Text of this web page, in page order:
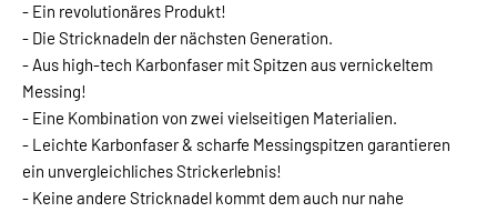
- Ein revolutionäres Produkt!
- Die Stricknadeln der nächsten Generation.
- Aus high-tech Karbonfaser mit Spitzen aus vernickeltem
Messing!
- Eine Kombination von zwei vielseitigen Materialien.
- Leichte Karbonfaser & scharfe Messingspitzen garantieren
ein unvergleichliches Strickerlebnis!
- Keine andere Stricknadel kommt dem auch nur nahe